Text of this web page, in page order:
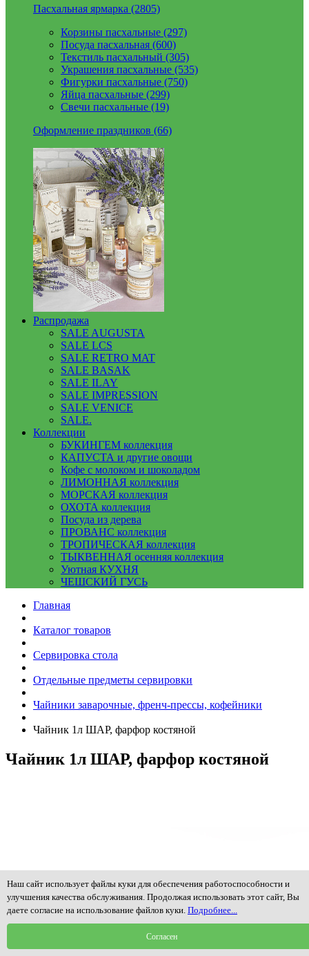
Пасхальная ярмарка (2805)
Корзины пасхальные (297)
Посуда пасхальная (600)
Текстиль пасхальный (305)
Украшения пасхальные (535)
Фигурки пасхальные (750)
Яйца пасхальные (299)
Свечи пасхальные (19)
Оформление праздников (66)
Распродажа
SALE AUGUSTA
SALE LCS
SALE RETRO MAT
SALE BASAK
SALE ILAY
SALE IMPRESSION
SALE VENICE
SALE.
Коллекции
БУКИНГЕМ коллекция
КАПУСТА и другие овощи
Кофе с молоком и шоколадом
ЛИМОННАЯ коллекция
МОРСКАЯ коллекция
ОХОТА коллекция
Посуда из дерева
ПРОВАНС коллекция
ТРОПИЧЕСКАЯ коллекция
ТЫКВЕННАЯ осенняя коллекция
Уютная КУХНЯ
ЧЕШСКИЙ ГУСЬ
Главная
Каталог товаров
Сервировка стола
Отдельные предметы сервировки
Чайники заварочные, френч-прессы, кофейники
Чайник 1л ШАР, фарфор костяной
Чайник 1л ШАР, фарфор костяной
Наш сайт использует файлы куки для обеспечения работоспособности и
улучшения качества обслуживания. Продолжая использовать этот сайт, Вы
даете согласие на использование файлов куки. Подробнее...
Согласен